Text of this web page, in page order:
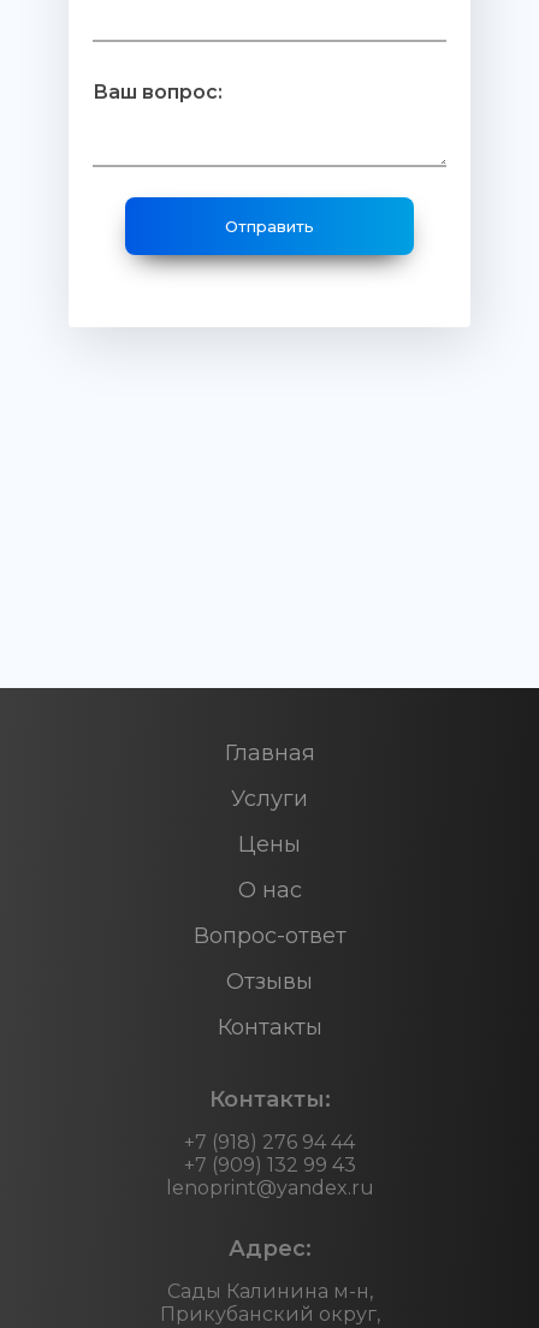
Ваш вопрос:
Контакты:
+7 (918) 276 94 44
+7 (909) 132 99 43
lenoprint@yandex.ru
Адрес:
Сады Калинина м-н,
Прикубанский округ,
Главная
Услуги
Цены
О нас
Вопрос-ответ
Отзывы
Контакты